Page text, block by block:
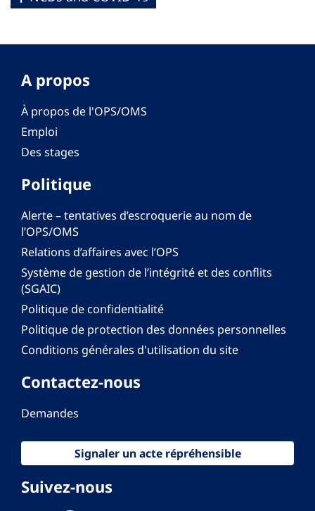
A propos
À propos de l'OPS/OMS
Emploi
Des stages
Politique
Alerte – tentatives d’escroquerie au nom de
l’OPS/OMS
Relations d’affaires avec l’OPS
Système de gestion de l’intégrité et des conflits
(SGAIC)
Politique de confidentialité
Politique de protection des données personnelles
Conditions générales d'utilisation du site
Contactez-nous
Demandes
Signaler un acte répréhensible
Suivez-nous